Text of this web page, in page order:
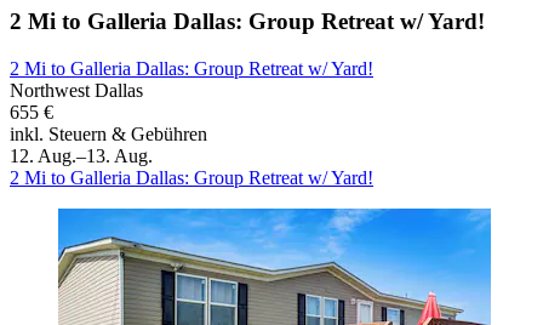
2 Mi to Galleria Dallas: Group Retreat w/ Yard!
2 Mi to Galleria Dallas: Group Retreat w/ Yard!
Northwest Dallas
655 €
inkl. Steuern & Gebühren
12. Aug.–13. Aug.
2 Mi to Galleria Dallas: Group Retreat w/ Yard!